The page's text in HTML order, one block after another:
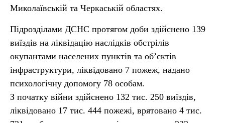
Миколаївській та Черкаській областях.
Підрозділами ДСНС протягом доби здійснено 139
виїздів на ліквідацію наслідків обстрілів
окупантами населених пунктів та об’єктів
інфраструктури, ліквідовано 7 пожеж, надано
психологічну допомогу 78 особам.
З початку війни здійснено 132 тис. 250 виїздів,
ліквідовано 17 тис. 444 пожежі, врятовано 4 тис.